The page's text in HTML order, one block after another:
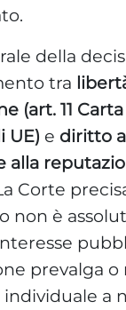
della
tra
(art. 11
UE) e diritto
alla
Corte
non è
prevalga o
individuale a